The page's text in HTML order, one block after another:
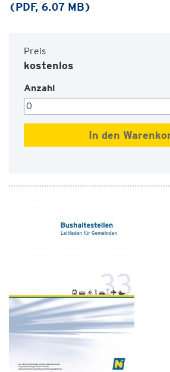
(PDF, 6.07 MB)
Preis
kostenlos
Anzahl